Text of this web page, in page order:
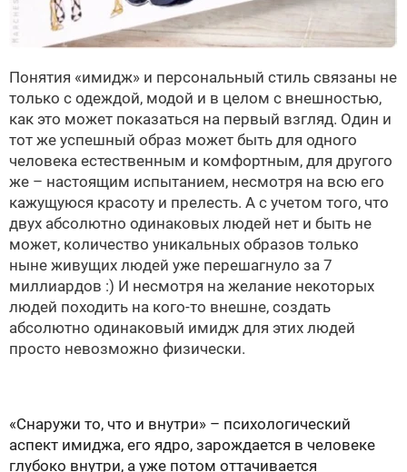
Понятия «имидж» и персональный стиль связаны не
только с одеждой, модой и в целом с внешностью,
как это может показаться на первый взгляд. Один и
тот же успешный образ может быть для одного
человека естественным и комфортным, для другого
же – настоящим испытанием, несмотря на всю его
кажущуюся красоту и прелесть. А с учетом того, что
двух абсолютно одинаковых людей нет и быть не
может, количество уникальных образов только
ныне живущих людей уже перешагнуло за 7
миллиардов :) И несмотря на желание некоторых
людей походить на кого-то внешне, создать
абсолютно одинаковый имидж для этих людей
просто невозможно физически.
«Снаружи то, что и внутри» – психологический
аспект имиджа, его ядро, зарождается в человеке
глубоко внутри, а уже потом оттачивается